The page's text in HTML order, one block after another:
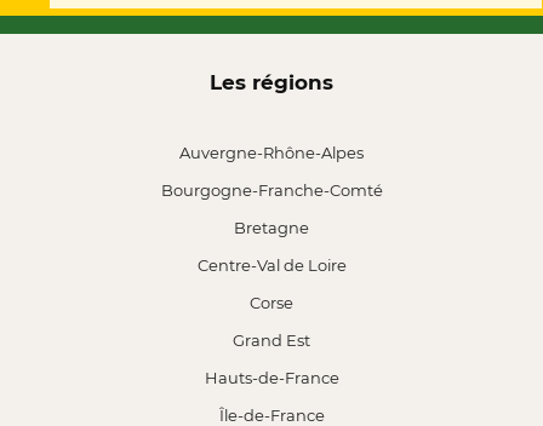
Les régions
Auvergne-Rhône-Alpes
Bourgogne-Franche-Comté
Bretagne
Centre-Val de Loire
Corse
Grand Est
Hauts-de-France
Île-de-France